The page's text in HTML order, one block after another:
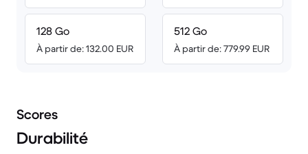
128 Go
À partir de: 132.00 EUR
512 Go
À partir de: 779.99 EUR
Scores
Durabilité